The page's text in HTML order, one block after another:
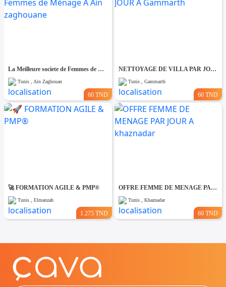
La Meilleure societe de Femmes de Ménage A Ain zaghouane
Tunis , Ain Zaghouan
60 TND
NETTOYAGE DE VILLA PAR JOUR A Gammarth
Tunis , Gammarth
60 TND
🚀 FORMATION AGILE & PMP®
Tunis , Elmanzah
1.275 TND
OFFRE FEMME DE MENAGE PAR JOUR A khaznadar
Tunis , Khaznadar
60 TND